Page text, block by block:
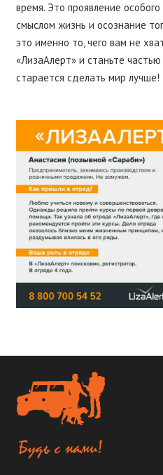
время. Это проявление
смыслом жизнь и осознание
это именно то, чего вам не
«ЛизаАлерт» и станьте
старается сделать мир лучше!